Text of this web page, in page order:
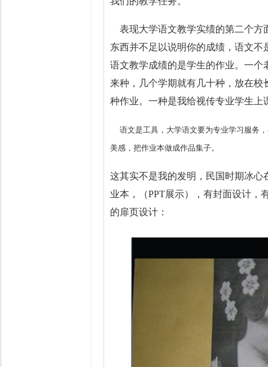
表现大学语文教学实绩的第二个方
东西并不足以说明你的成绩，语文
语文教学成绩的是学生的作业。一
来种，几个学期就有几十种，放在
种作业。一种是我给视传专业学生上
语文是工具，大学语文要为专业学习服务
美感，把作业本做成作品集子。
这其实不是我的发明，民国时期冰
业本，（PPT展示），有封面设计，
的扉页设计：